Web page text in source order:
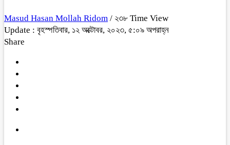
Masud Hasan Mollah Ridom / ২৩৮ Time View
Update : বৃহস্পতিবার, ১২ অক্টোবর, ২০২৩, ৫:০৯ অপরাহ্ন
Share